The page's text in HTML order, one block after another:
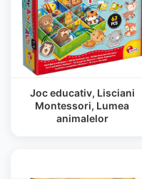
Joc educativ, Lisciani
Montessori, Lumea
animalelor